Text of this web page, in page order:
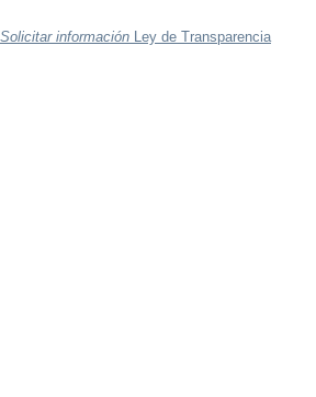
Solicitar información Ley de Transparencia